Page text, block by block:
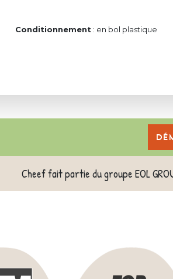
Conditionnement : en bol plastique
Cheef fait partie du groupe EOL